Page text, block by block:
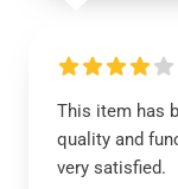
This item has
quality and
very satisfied.